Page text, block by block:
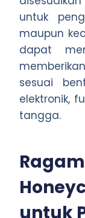
untuk
maupun
dapat
sesuai
elektronik,
tangga.
untuk